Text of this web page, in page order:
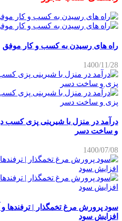
راه های رسیدن به کسب و کار موفق
1400/11/28
درآمد در منزل با شیرینی پزی کسب
و ساخت دسر
1400/07/08
سود پرورش مرغ تخمگذار |
افزایش سود